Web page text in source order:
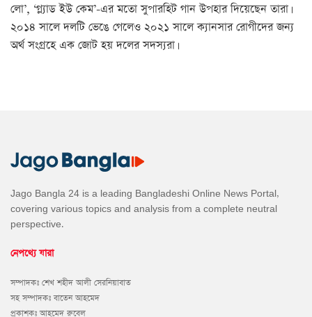
লো’, ‘গ্ল্যাড ইউ কেম’-এর মতো সুপারহিট গান উপহার দিয়েছেন তারা।
২০১৪ সালে দলটি ভেঙে গেলেও ২০২১ সালে ক্যানসার রোগীদের জন্য
অর্থ সংগ্রহে এক জোট হয় দলের সদস্যরা।
Jago Bangla 24 is a leading Bangladeshi Online News Portal,
covering various topics and analysis from a complete neutral
perspective.
নেপথ্যে যারা
সম্পাদকঃ শেখ শহীদ আলী সেরনিয়াবাত
সহ সম্পাদকঃ বাতেন আহমেদ
প্রকাশকঃ আহমেদ রুবেল